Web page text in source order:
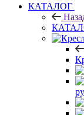
КАТАЛОГ